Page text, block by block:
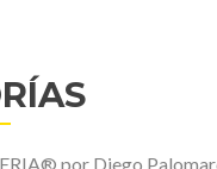
por Diego